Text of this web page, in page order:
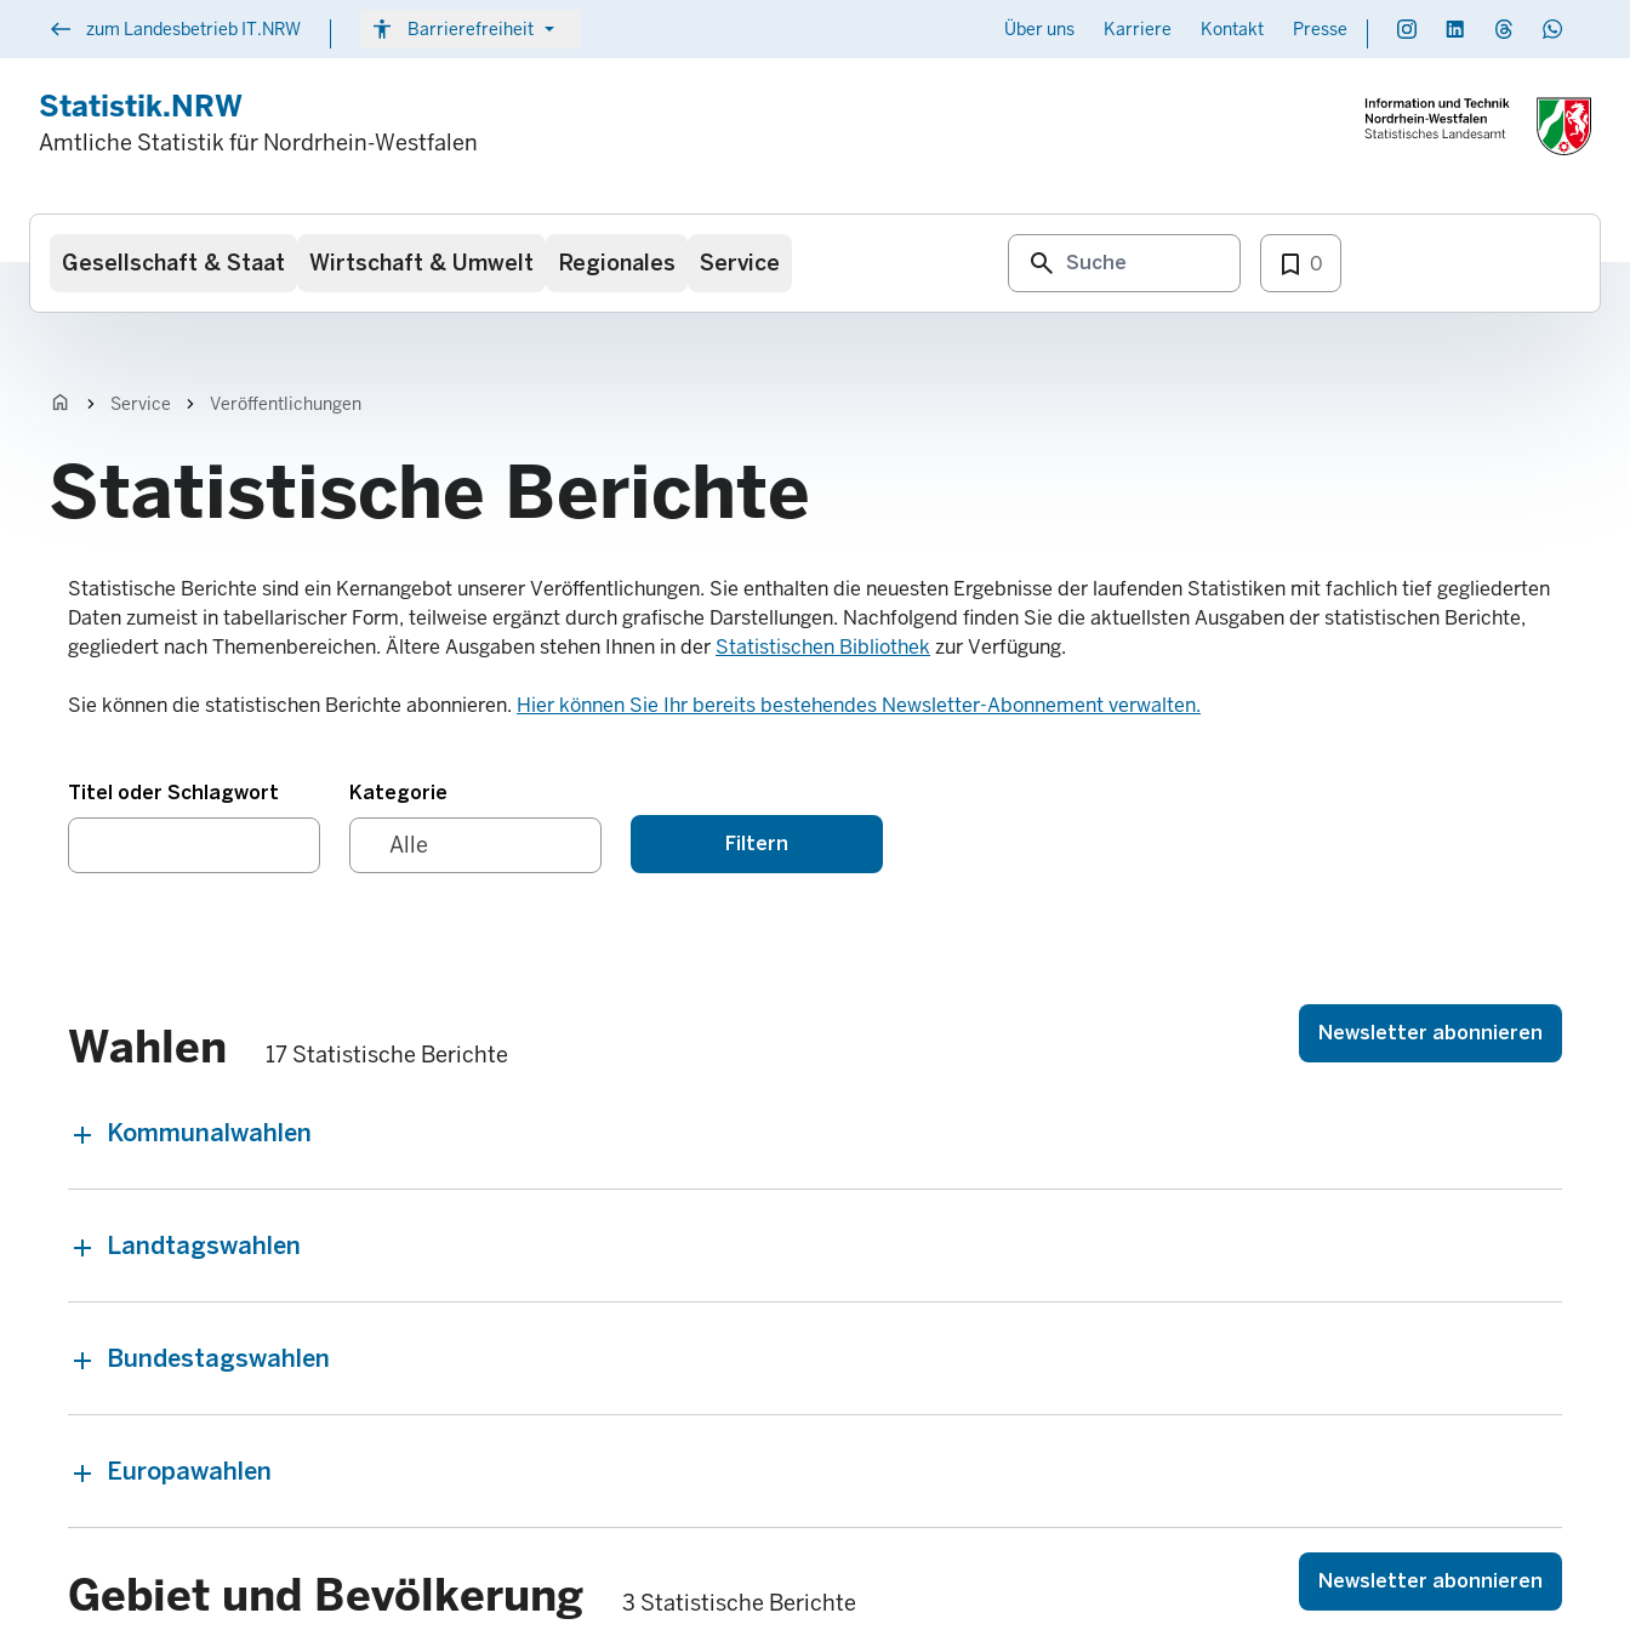
west zum Landesbetrieb IT.NRW accessibility Barrierefreiheit arrow_drop_down Kontakt
Über uns Karriere Kontakt Presse Social
Statistik.NRW
Amtliche Statistik für Nordrhein-Westfalen
Hauptnavigation
Gesellschaft & Staat Wirtschaft & Umwelt Regionales Service search bookmark_border 0
home chevron_right Service chevron_right Veröffentlichungen
Statistische Berichte
Statistische Berichte sind ein Kernangebot unserer Veröffentlichungen. Sie enthalten die neuesten Ergebnisse der laufenden Statistiken mit fachlich tief gegliederten
Daten zumeist in tabellarischer Form, teilweise ergänzt durch grafische Darstellungen. Nachfolgend finden Sie die aktuellsten Ausgaben der statistischen Berichte,
gegliedert nach Themenbereichen. Ältere Ausgaben stehen Ihnen in der Statistischen Bibliothek zur Verfügung.
Sie können die statistischen Berichte abonnieren. Hier können Sie Ihr bereits bestehendes Newsletter-Abonnement verwalten.
Titel oder Schlagwort Kategorie
Wahlen 17 Statistische Berichte
Newsletter abonnieren
Kommunalwahlen
Landtagswahlen
Bundestagswahlen
Europawahlen
Gebiet und Bevölkerung 3 Statistische Berichte
Newsletter abonnieren